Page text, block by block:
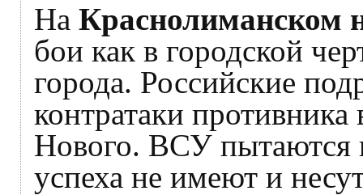
На Краснолиманском
бои как в городской
города. Российские
контратаки
Нового. ВСУ пытаются
успеха не имеют и